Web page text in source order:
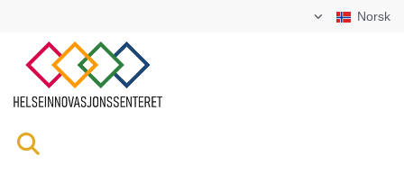
Norsk